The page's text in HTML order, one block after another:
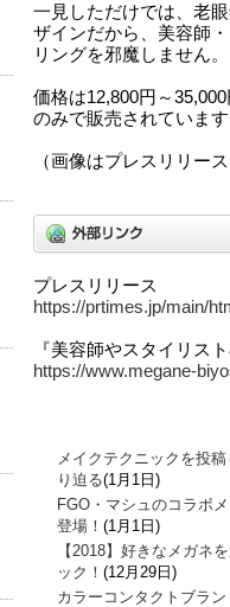
一見しただけでは、老
ザインだから、美容師
リングを邪魔しません。
価格は12,800円～
のみで販売されています
（画像はプレスリリース
プレスリリース
https://prtimes.jp/main/
『美容師やスタイリス
https://www.megane-
メイクテクニックを投
り迫る(1月1日)
FGO・マシュのコラボ
登場！ (1月1日)
【2018】好きなメガネ
ック！ (12月29日)
カラーコンタクトブラ